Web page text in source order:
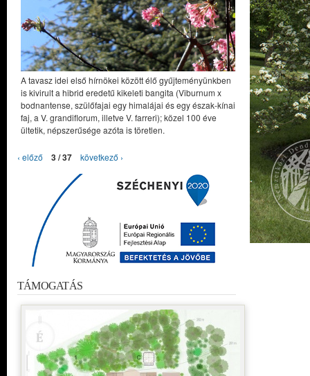
A tavasz idei első hírnökei között élő gyűjteményünkben
is kivirult a hibrid eredetű kikeleti bangita (Viburnum x
bodnantense, szülőfajai egy himalájai és egy észak-kínai
faj, a V. grandiflorum, illetve V. farreri); közel 100 éve
ültetik, népszerűsége azóta is töretlen.
‹ előző 3 / 37 következő ›
TÁMOGATÁS